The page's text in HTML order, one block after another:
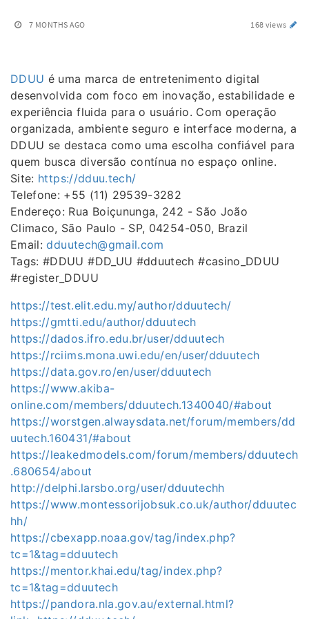
7 MONTHS AGO 168 views
DDUU é uma marca de entretenimento digital
desenvolvida com foco em inovação, estabilidade e
experiência fluida para o usuário. Com operação
organizada, ambiente seguro e interface moderna, a
DDUU se destaca como uma escolha confiável para
quem busca diversão contínua no espaço online.
Site: https://dduu.tech/
Telefone: +55 (11) 29539-3282
Endereço: Rua Boiçununga, 242 - São João
Climaco, São Paulo - SP, 04254-050, Brazil
Email:dduutech@gmail.com
Tags: #DDUU #DD_UU #dduutech #casino_DDUU
#register_DDUU
https://test.elit.edu.my/author/dduutech/
https://gmtti.edu/author/dduutech
https://dados.ifro.edu.br/user/dduutech
https://rciims.mona.uwi.edu/en/user/dduutech
https://data.gov.ro/en/user/dduutech
https://www.akiba-
online.com/members/dduutech.1340040/#about
https://worstgen.alwaysdata.net/forum/members/dd
uutech.160431/#about
https://leakedmodels.com/forum/members/dduutech
.680654/about
http://delphi.larsbo.org/user/dduutechh
https://www.montessorijobsuk.co.uk/author/dduutec
hh/
https://cbexapp.noaa.gov/tag/index.php?
tc=1&tag=dduutech
https://mentor.khai.edu/tag/index.php?
tc=1&tag=dduutech
https://pandora.nla.gov.au/external.html?